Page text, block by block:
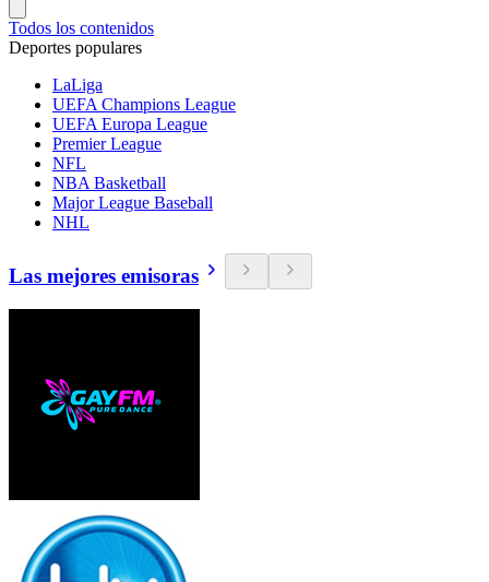
Todos los contenidos
Deportes populares
LaLiga
UEFA Champions League
UEFA Europa League
Premier League
NFL
NBA Basketball
Major League Baseball
NHL
Las mejores emisoras